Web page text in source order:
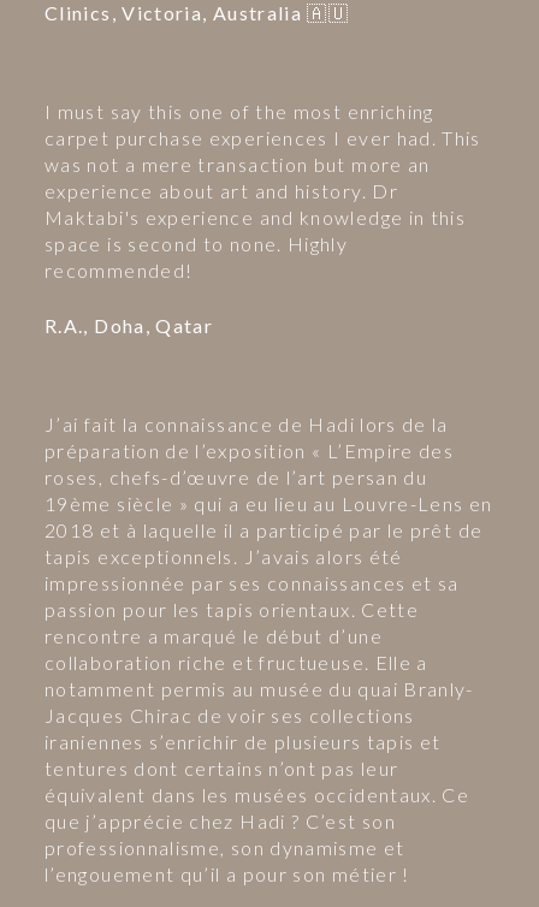
Clinics, Victoria, Australia 🇦🇺
I must say this one of the most enriching
carpet purchase experiences I ever had. This
was not a mere transaction but more an
experience about art and history. Dr
Maktabi's experience and knowledge in this
space is second to none. Highly
recommended!
R.A., Doha, Qatar
J’ai fait la connaissance de Hadi lors de la
préparation de l’exposition « L’Empire des
roses, chefs-d’œuvre de l’art persan du
19ème siècle » qui a eu lieu au Louvre-Lens en
2018 et à laquelle il a participé par le prêt de
tapis exceptionnels. J’avais alors été
impressionnée par ses connaissances et sa
passion pour les tapis orientaux. Cette
rencontre a marqué le début d’une
collaboration riche et fructueuse. Elle a
notamment permis au musée du quai Branly-
Jacques Chirac de voir ses collections
iraniennes s’enrichir de plusieurs tapis et
tentures dont certains n’ont pas leur
équivalent dans les musées occidentaux. Ce
que j’apprécie chez Hadi ? C’est son
professionnalisme, son dynamisme et
l’engouement qu’il a pour son métier !